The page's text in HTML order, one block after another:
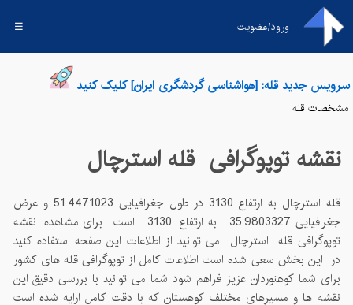
ورود/عضویت ☰
سرویس جدید قله: [هواشناسی گردشگری ایران] کلیک کنید
مشخصات قله
نقشه توپوگرافی قلهاسترچال
قله استرچال 3130
51.4471023 و عرض
جغرافیایی 35.9803327
3130
است. برای مشاهده نقشه
توپوگرافی قله استرچال
می توانید از اطلاعات این صفحه استفاده کنید
در این بخش سعی شده است اطلاعات کامل از توپوگرافی قله های کشور
برای شما کوهنوردان عزیز فراهم شود شما می توانید با بررسی دقیق این
نقشه ها و مسیرهای مختلف کوهستان که با دقت کامل ارایه شده است